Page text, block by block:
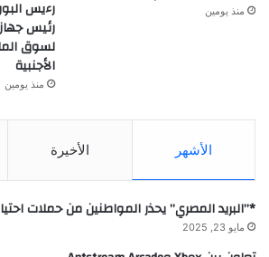
منذ يومين
رءيس
رئيس جهاز
لسوق
الأجنبية
منذ يومين
الأشهر الأخيرة
*”البريد المصري” يحذر المواطنين من حملات
مايو 23, 2025